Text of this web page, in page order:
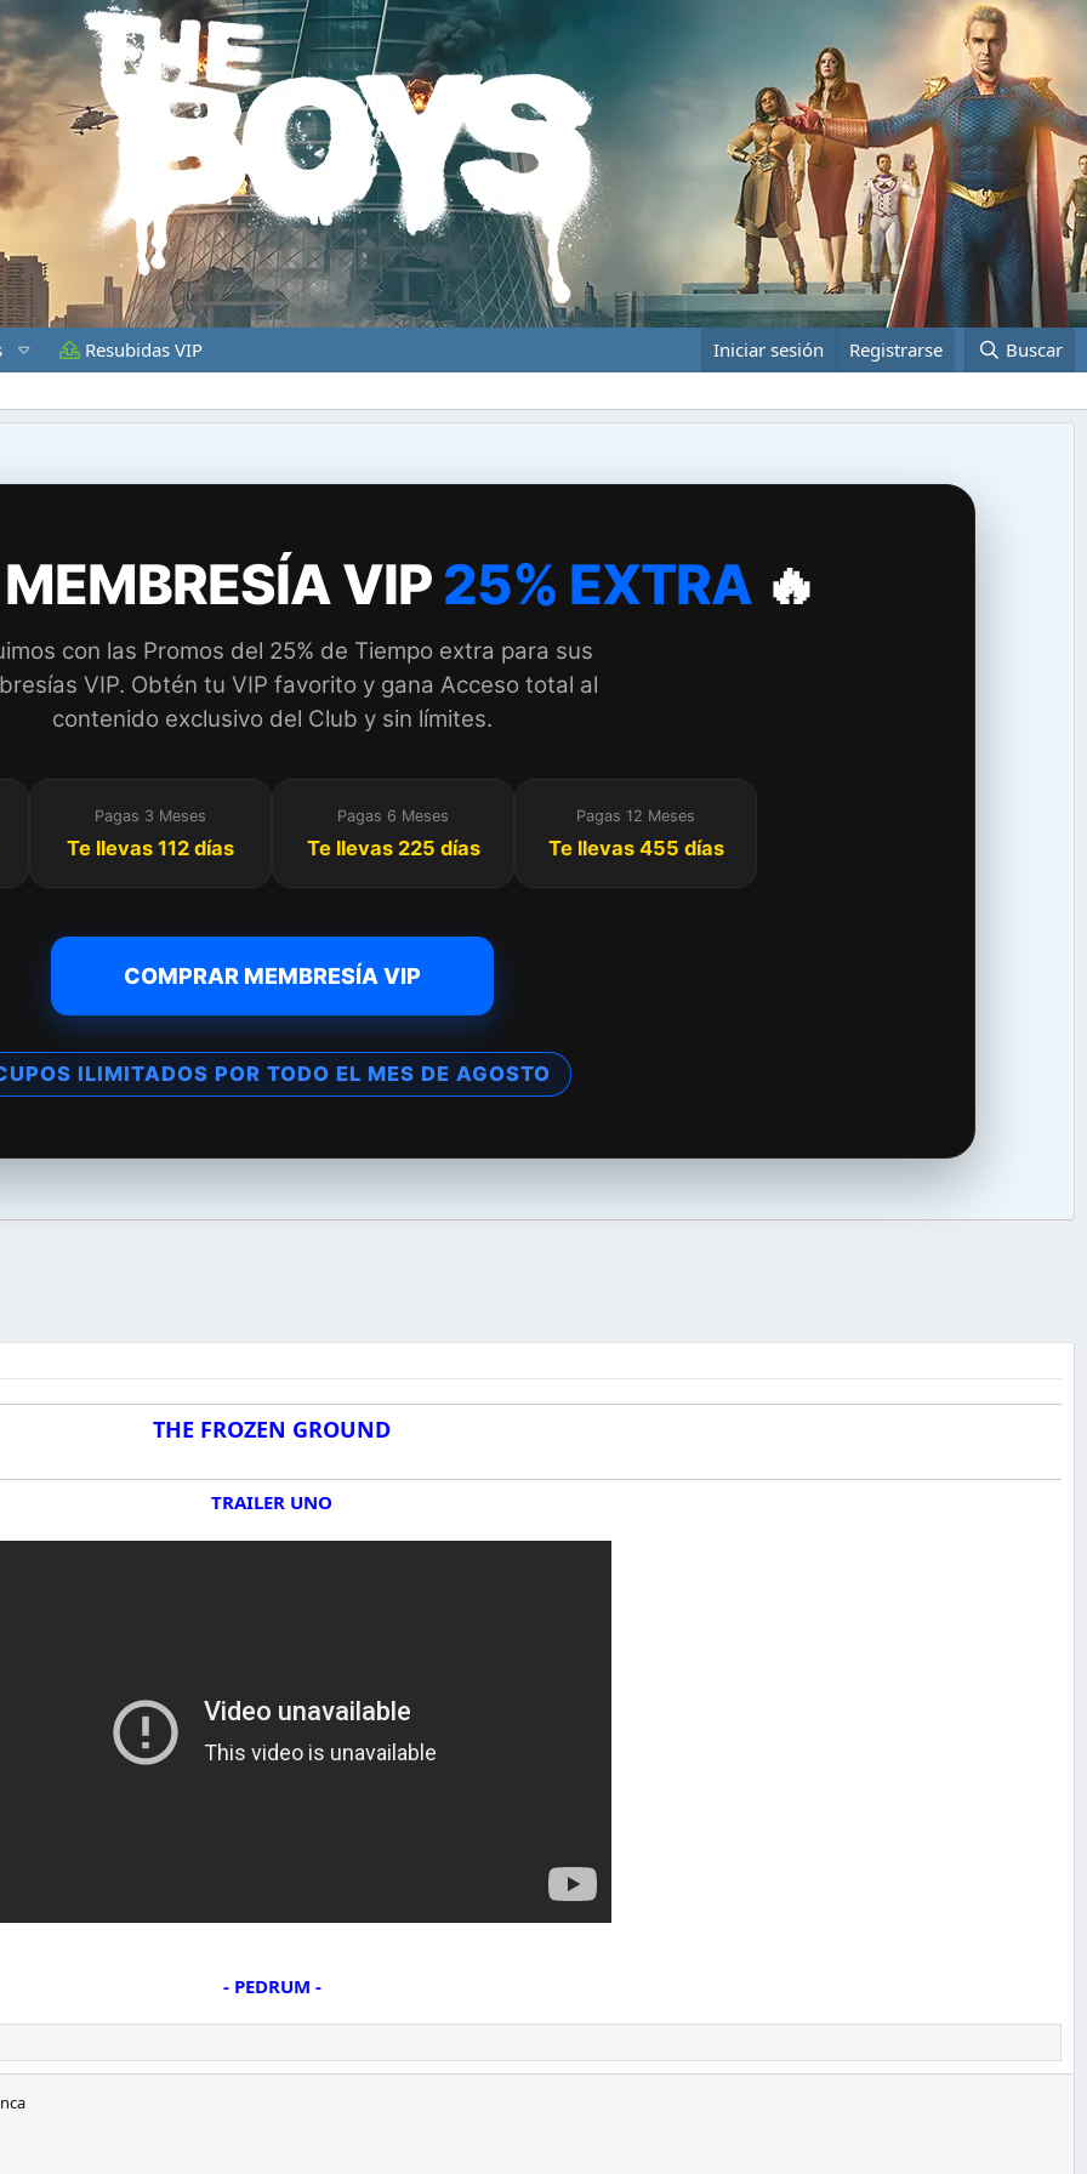
Resubidas VIP Iniciar sesión Registrarse Buscar
VIP25% EXTRA🔥
con las Promos del 25% de Tiempo extra para sus
VIP. Obtén tu VIP favorito y gana Acceso total al
contenido exclusivo del Club y sin límites.
Pagas 3 Meses
Te llevas 112 días
Pagas 6 Meses
Te llevas 225 días
Pagas 12 Meses
Te llevas 455 días
COMPRAR MEMBRESÍA VIP
ILIMITADOS POR TODO EL MES DE AGOSTO
THE FROZEN GROUND
TRAILER UNO
- PEDRUM -